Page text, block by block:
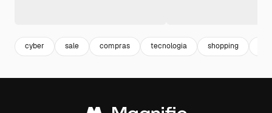
cyber sale compras tecnologia shopping